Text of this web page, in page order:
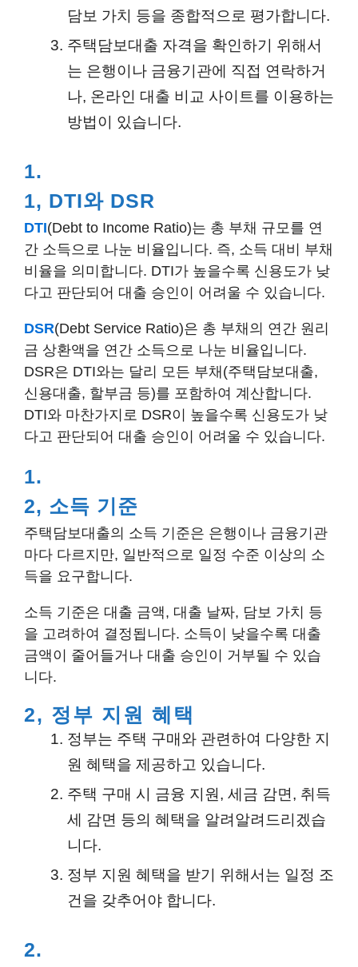
담보 가치 등을 종합적으로 평가합니다.
주택담보대출 자격을 확인하기 위해서
는 은행이나 금융기관에 직접 연락하거
나, 온라인 대출 비교 사이트를 이용하는
방법이 있습니다.
1.
1, DTI와 DSR
DTI(Debt to Income Ratio)는 총 부채 규모를 연
간 소득으로 나눈 비율입니다. 즉, 소득 대비 부채
비율을 의미합니다. DTI가 높을수록 신용도가 낮
다고 판단되어 대출 승인이 어려울 수 있습니다.
DSR(Debt Service Ratio)은 총 부채의 연간 원리
금 상환액을 연간 소득으로 나눈 비율입니다.
DSR은 DTI와는 달리 모든 부채(주택담보대출,
신용대출, 할부금 등)를 포함하여 계산합니다.
DTI와 마찬가지로 DSR이 높을수록 신용도가 낮
다고 판단되어 대출 승인이 어려울 수 있습니다.
1.
2, 소득 기준
주택담보대출의 소득 기준은 은행이나 금융기관
마다 다르지만, 일반적으로 일정 수준 이상의 소
득을 요구합니다.
소득 기준은 대출 금액, 대출 날짜, 담보 가치 등
을 고려하여 결정됩니다. 소득이 낮을수록 대출
금액이 줄어들거나 대출 승인이 거부될 수 있습
니다.
2, 정부 지원 혜택
정부는 주택 구매와 관련하여 다양한 지
원 혜택을 제공하고 있습니다.
주택 구매 시 금융 지원, 세금 감면, 취득
세 감면 등의 혜택을 알려알려드리겠습
니다.
정부 지원 혜택을 받기 위해서는 일정 조
건을 갖추어야 합니다.
2.